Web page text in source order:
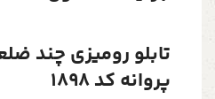
تابلو رومیزی چند
پروانه کد 1898